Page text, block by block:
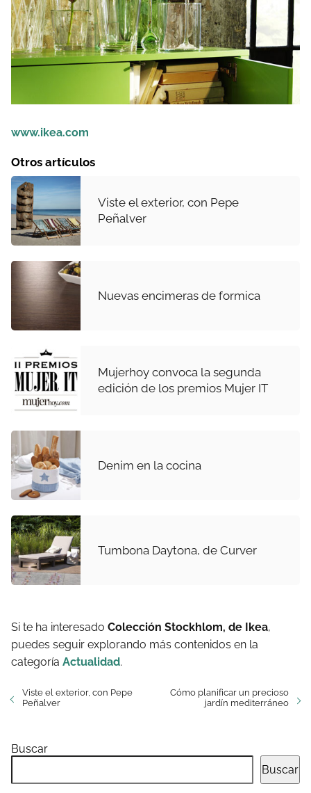
www.ikea.com
Otros artículos
Viste el exterior, con Pepe
Peñalver
Nuevas encimeras de formica
Mujerhoy convoca la segunda
edición de los premios Mujer IT
Denim en la cocina
Tumbona Daytona, de Curver
Si te ha interesado Colección Stockhlom, de Ikea,
puedes seguir explorando más contenidos en la
categoría Actualidad.
Viste el exterior, con Pepe
Peñalver
Cómo planificar un precioso
jardín mediterráneo
Buscar
Buscar